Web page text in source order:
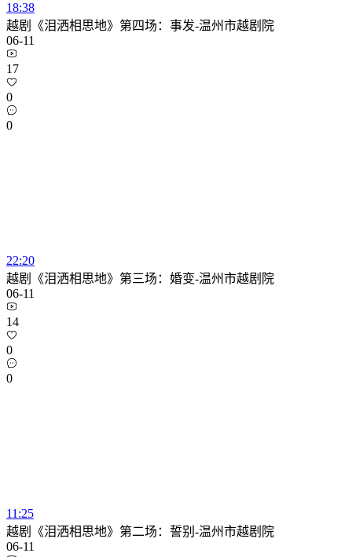
18:38
越剧《泪洒相思地》第四场：事发-温州市越剧院
06-11
17
0
0
22:20
越剧《泪洒相思地》第三场：婚变-温州市越剧院
06-11
14
0
0
11:25
越剧《泪洒相思地》第二场：誓别-温州市越剧院
06-11